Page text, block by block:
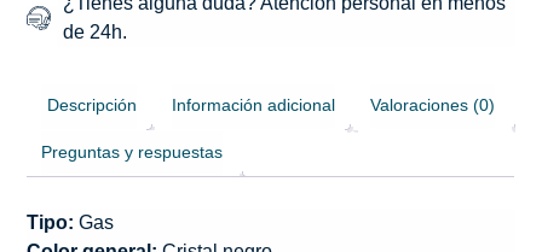
de 24h.
Descripción Información adicional Valoraciones (0)
Preguntas y respuestas
Tipo: Gas